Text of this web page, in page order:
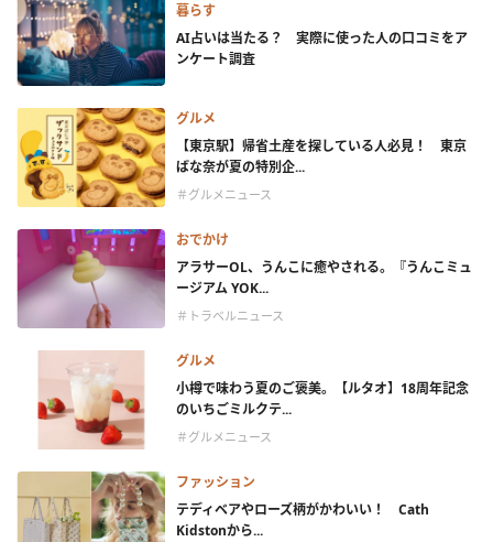
暮らす
AI占いは当たる？ 実際に使った人の口コミをア
ンケート調査
グルメ
【東京駅】帰省土産を探している人必見！ 東京
ばな奈が夏の特別企...
＃グルメニュース
おでかけ
アラサーOL、うんこに癒やされる。『うんこミュ
ージアム YOK...
＃トラベルニュース
グルメ
小樽で味わう夏のご褒美。【ルタオ】18周年記念
のいちごミルクテ...
＃グルメニュース
ファッション
テディベアやローズ柄がかわいい！ Cath
Kidstonから...